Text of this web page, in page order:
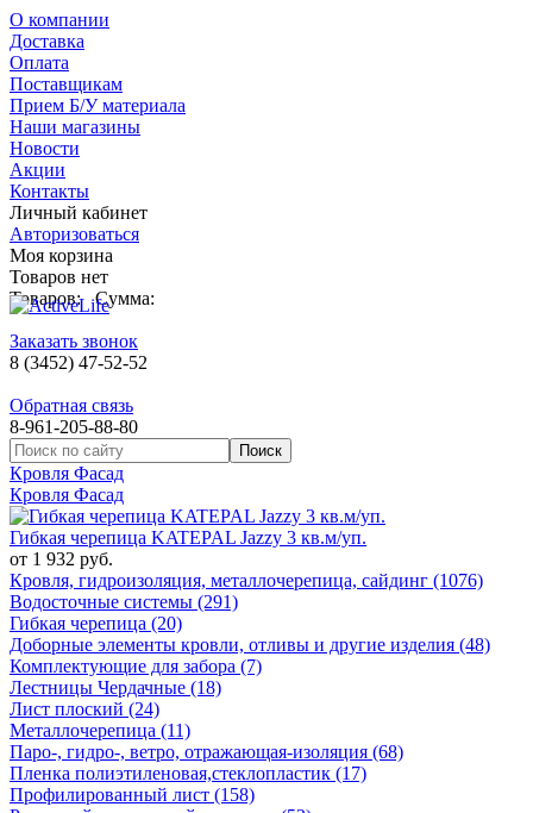
О компании
Доставка
Оплата
Поставщикам
Прием Б/У материала
Наши магазины
Новости
Акции
Контакты
Личный кабинет
Авторизоваться
Моя корзина
Товаров нет
Товаров: Сумма:
Заказать звонок
8 (3452) 47-52-52
Обратная связь
8-961-205-88-80
Кровля Фасад
Кровля Фасад
Гибкая черепица KATEPAL Jazzy 3 кв.м/уп.
от 1 932 руб.
Кровля, гидроизоляция, металлочерепица, сайдинг (1076)
Водосточные системы (291)
Гибкая черепица (20)
Доборные элементы кровли, отливы и другие изделия (48)
Комплектующие для забора (7)
Лестницы Чердачные (18)
Лист плоский (24)
Металлочерепица (11)
Паро-, гидро-, ветро, отражающая-изоляция (68)
Пленка полиэтиленовая,стеклопластик (17)
Профилированный лист (158)